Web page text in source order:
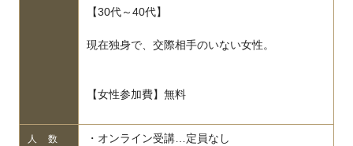
【30代～40代】
現在独身で、交際相手のいない女性。
【女性参加費】無料
人 数 ・オンライン受講…定員なし